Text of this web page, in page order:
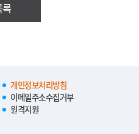
개인정보처리방침
이메일주소수집거부
원격지원